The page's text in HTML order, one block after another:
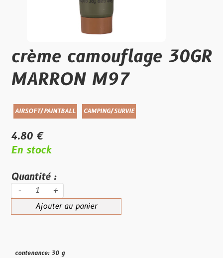
crème camouflage 30GR
MARRON M97
AIRSOFT/PAINTBALL CAMPING/SURVIE
4.80 €
En stock
Quantité :
- +
Ajouter au panier
contenance: 30 g